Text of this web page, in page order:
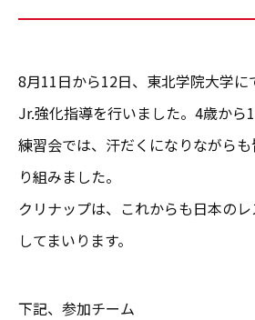
8月11日から12日、東北学院大学に
Jr.強化指導を行いました。4歳から
練習会では、汗だくになりながら
り組みました。
クリナップは、これからも日本の
してまいります。
下記、参加チーム